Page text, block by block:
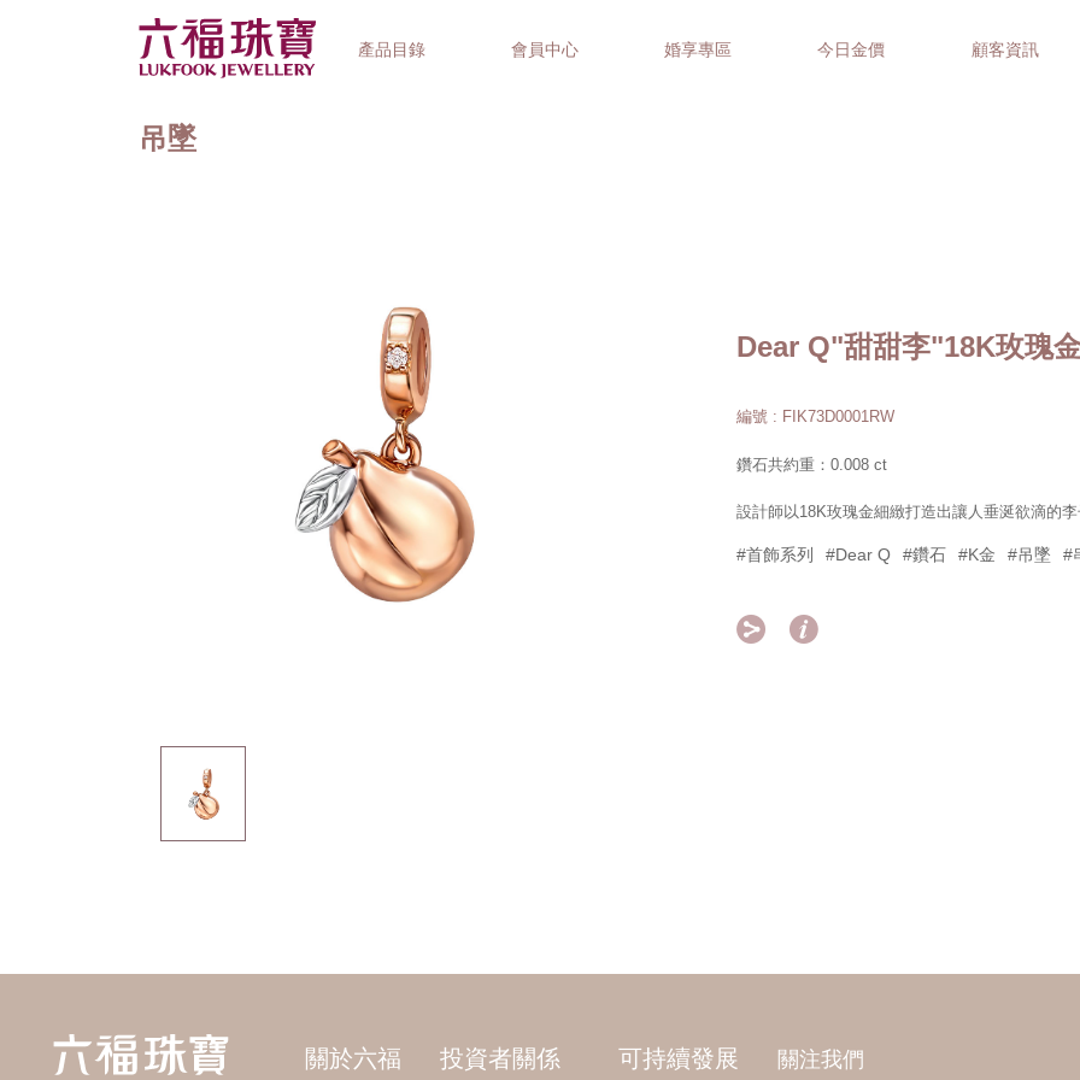
產品目錄 會員中心 婚享專區 今日金價 顧客資訊
吊墜
Dear Q"甜甜李"18K玫瑰
編號 : FIK73D0001RW
鑽石共約重：0.008 ct
設計師以18K玫瑰金細緻打造出讓人垂涎欲滴的
#首飾系列 #Dear Q #鑽石 #K金 #吊墜 #
 
關於六福 投資者關係 可持續發展 關注我們